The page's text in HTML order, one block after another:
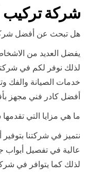
شركة تركيب
هل تبحث عن أفضل شركة
يفضل العديد من
لذلك نوفر لكم في
خدمات الصيانة والفك
أفضل كادر فني مجهز
ما هي مزايا التي
نتميز في شركتنا
عالية في تفصيل أبواب
لذلك كما يتوافر في